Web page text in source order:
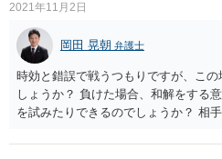
2021年11月2日
岡田 晃朝 弁護士
時効と錯誤で戦うつもりですが、こ
しょうか？ 負けた場合、和解をする
を試みたりできるのでしょうか？ 相
誤だけをあらそい、形成がまずくな